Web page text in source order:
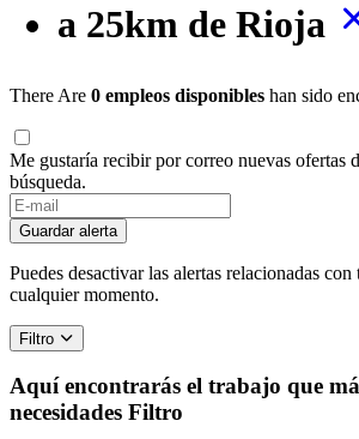
a 25km de Rioja
There Are 0 empleos disponibles han sido
Me gustaría recibir por correo nuevas ofertas
búsqueda.
Guardar alerta
Puedes desactivar las alertas relacionadas
cualquier momento.
Filtro
Aquí encontrarás el trabajo que
necesidades Filtro